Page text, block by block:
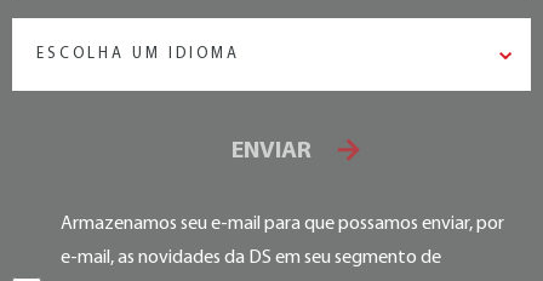
ESCOLHA UM IDIOMA
ENVIAR
Armazenamos seu e-mail para que possamos enviar, por
e-mail, as novidades da DS em seu segmento de